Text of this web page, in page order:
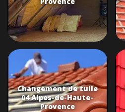
Changement de tuile
04 Alpes-de-Haute-
Provence